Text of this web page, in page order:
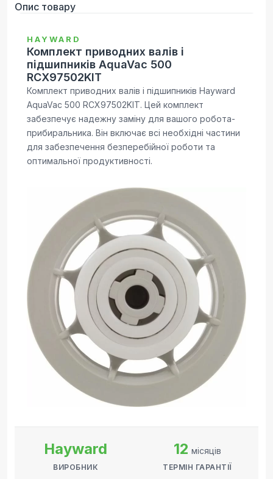
Опис товару
HAYWARD
Комплект приводних валів і
підшипників AquaVac 500
RCX97502KIT
Комплект приводних валів і підшипників Hayward
AquaVac 500 RCX97502KIT. Цей комплект
забезпечує надежну заміну для вашого робота-
прибиральника. Він включає всі необхідні частини
для забезпечення безперебійної роботи та
оптимальної продуктивності.
Hayward
ВИРОБНИК
12 місяців
ТЕРМІН ГАРАНТІЇ